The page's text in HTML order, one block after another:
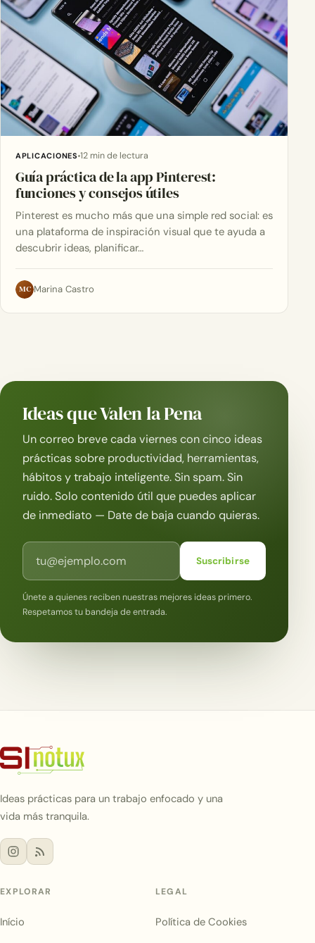
APLICACIONES 12 min de lectura
Guía práctica de la app Pinterest:
funciones y consejos útiles
Pinterest es mucho más que una simple red social: es
una plataforma de inspiración visual que te ayuda a
descubrir ideas, planificar…
MC Marina Castro
Ideas que Valen la Pena
Un correo breve cada viernes con cinco ideas
prácticas sobre productividad, herramientas,
hábitos y trabajo inteligente. Sin spam. Sin
ruido. Solo contenido útil que puedes aplicar
de inmediato — Date de baja cuando quieras.
Correo electrónico
Suscribirse
Únete a quienes reciben nuestras mejores ideas primero.
Respetamos tu bandeja de entrada.
Ideas prácticas para un trabajo enfocado y una
vida más tranquila.
EXPLORAR
Início
LEGAL
Política de Cookies